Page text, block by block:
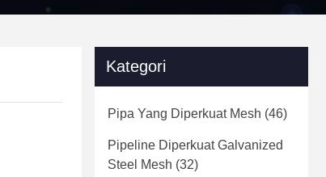
Kategori
Pipa Yang Diperkuat Mesh (46)
Pipeline Diperkuat Galvanized
Steel Mesh (32)